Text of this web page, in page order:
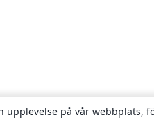
upplevelse på vår